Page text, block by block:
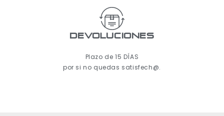
Devoluciones
Plazo de 15 DÍAS
por si no quedas satisfech@.